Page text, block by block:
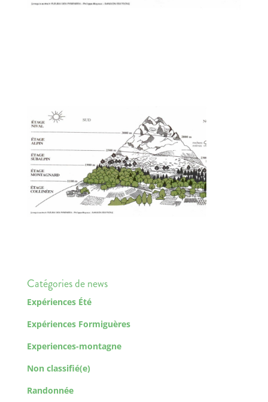
Catégories de news
Expériences Été
Expériences Formiguères
Experiences-montagne
Non classifié(e)
Randonnée